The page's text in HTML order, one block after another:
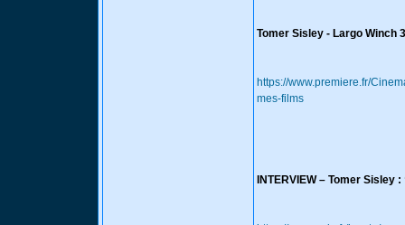
Tomer Sisley - Largo
https://www.premiere.fr/
mes-films
INTERVIEW – Tomer